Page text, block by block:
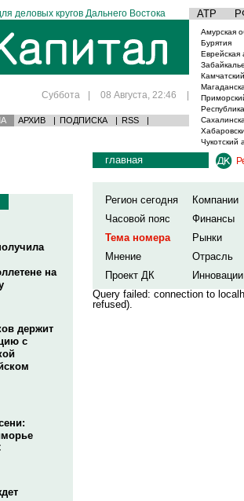
деловых кругов Дальнего Востока АТР
Суббота | 08 Августа, 22:46 |
АРХИВ | ПОДПИСКА | RSS |
Амурская
Бурятия
Еврейская
Чукотский
на
держит
с
главная
Регион сегодня
Компании
Часовой пояс
Финансы
Тема номера
Рынки
Мнение
Отрасль
Проект ДК
Инновации
Query failed: connection to
refused).